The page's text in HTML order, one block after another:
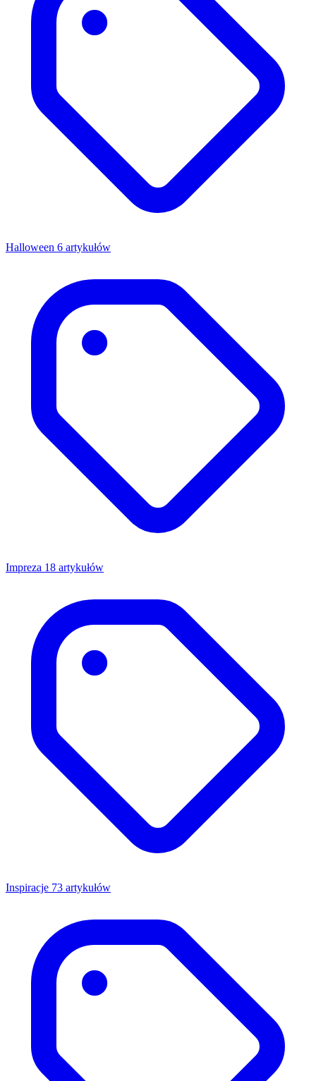
Halloween 6 artykułów
Impreza 18 artykułów
Inspiracje 73 artykułów